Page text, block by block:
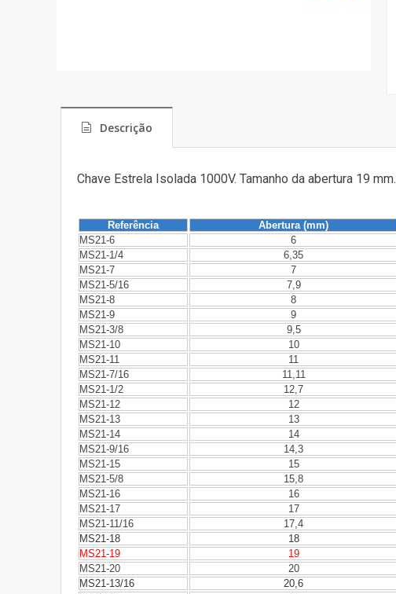
Descrição
Chave Estrela Isolada 1000V. Tamanho da abertura 19 mm.
Referência Abertura (mm)
MS21-6
6
MS21-1/4
6,35
MS21-7
7
MS21-5/16
7,9
MS21-8
8
MS21-9
9
MS21-3/8
9,5
MS21-10
10
MS21-11
11
MS21-7/16
11,11
MS21-1/2
12,7
MS21-12
12
MS21-13
13
MS21-14
14
MS21-9/16
14,3
MS21-15
15
MS21-5/8
15,8
MS21-16
16
MS21-17
17
MS21-11/16
17,4
MS21-18
18
MS21-19
19
MS21-20
20
MS21-13/16
20,6